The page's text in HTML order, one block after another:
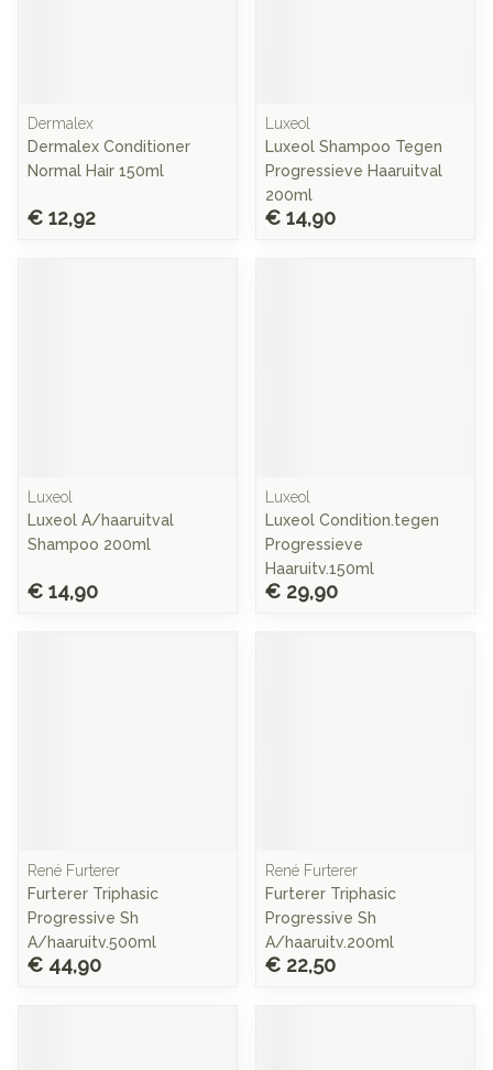
Dermalex
Dermalex Conditioner
Normal Hair 150ml
€ 12,92
Luxeol
Luxeol Shampoo Tegen
Progressieve Haaruitval
200ml
€ 14,90
Luxeol
Luxeol A/haaruitval
Shampoo 200ml
€ 14,90
Luxeol
Luxeol Condition.tegen
Progressieve
Haaruitv.150ml
€ 29,90
René Furterer
Furterer Triphasic
Progressive Sh
A/haaruitv.500ml
€ 44,90
René Furterer
Furterer Triphasic
Progressive Sh
A/haaruitv.200ml
€ 22,50